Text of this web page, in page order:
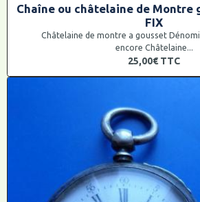
Chaîne ou châtelaine de Montre
FIX
Châtelaine de montre a gousset
encore Châtelaine...
25,00€ TTC